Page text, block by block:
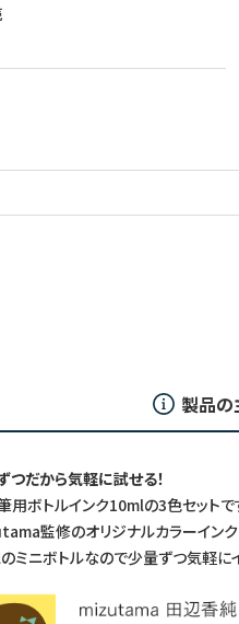
製品
つだから気軽に試せる！
用ボトルインク10mlの3色セットで
監修のオリジナルカラーインク
ミニボトルなので少量ずつ気軽に